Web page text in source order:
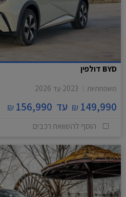
BYD דולפין
משפחתיות 2023 עד 2026
149,990
₪ עד 156,990
₪
הוסף להשוואת רכבים